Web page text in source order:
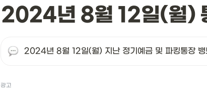
2024년 8월 12일(월)
2024년 8월 12일(월) 지난 정기예금 및 파킹통장 뱅
광고